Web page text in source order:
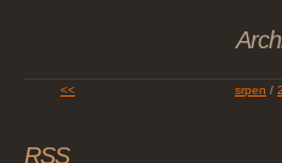
<< srpen /
RSS